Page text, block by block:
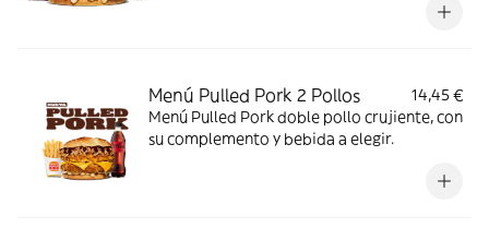
Menú Pulled Pork 2 Pollos
14,45 €
Menú Pulled Pork doble pollo crujiente, con
su complemento y bebida a elegir.